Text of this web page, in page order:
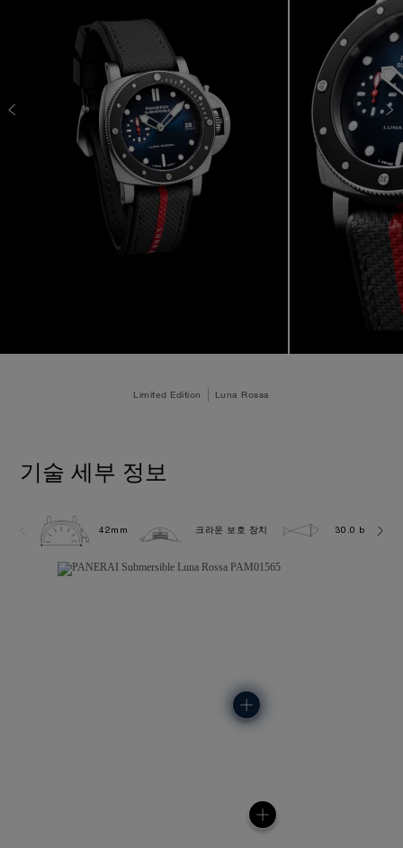
Limited Edition Luna Rossa
기술 세부 정보
42mm 크라운 보호 장치 30.0 bar